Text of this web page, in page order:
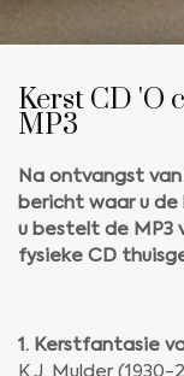
Kerst CD 'O
MP3
Na ontvangst
bericht waar u
u bestelt de MP3
fysieke CD
1. Kerstfantasie
K.J. Mulder (1930-